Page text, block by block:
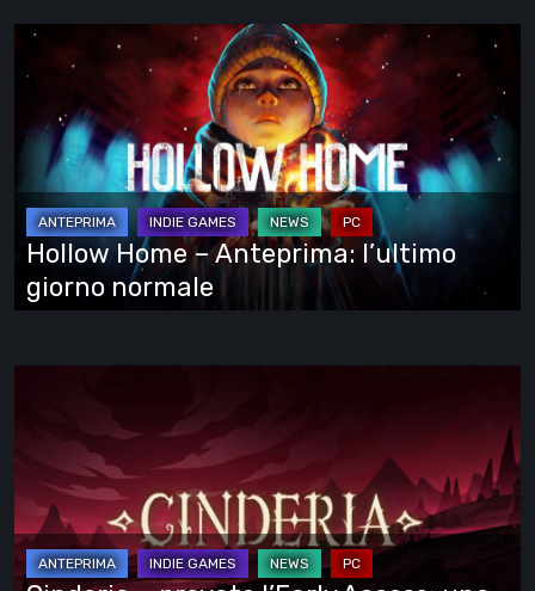
Hollow
Home
Anteprima:
l’ultimo
giorno
normale
Hollow Home – Anteprima: l’ultimo
giorno normale
provato
l’Early
Access:
una
fiaba